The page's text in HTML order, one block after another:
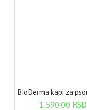
1.590,00 RSD